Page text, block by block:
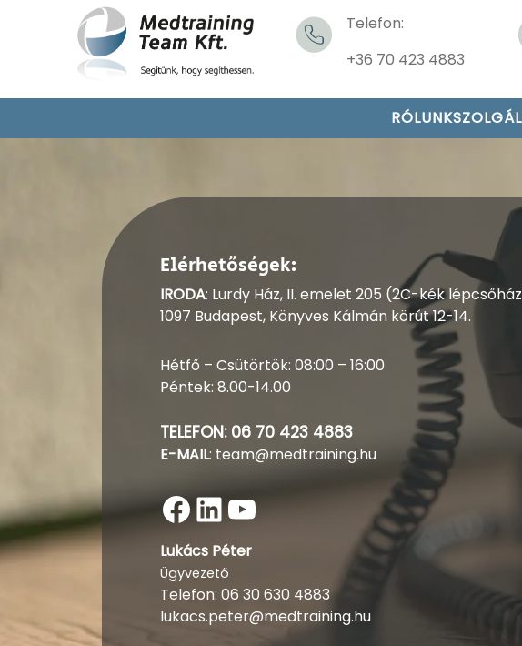
Telefon:
+36 70 423 4883
RÓLUNK
Elérhetőségek:
IRODA: Lurdy Ház, II. emelet 205 (2C-kék
1097 Budapest, Könyves Kálmán körút 12-14.
Hétfő – Csütörtök: 08:00 – 16:00
Péntek: 8.00-14.00
TELEFON: 06 70 423 4883
E-MAIL: team@medtraining.hu
Facebook
LinkedIn
YouTube
Lukács Péter
Ügyvezető
Telefon: 06 30 630 4883
lukacs.peter@medtraining.hu